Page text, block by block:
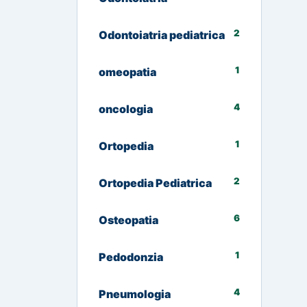
Odontoiatria pediatrica 2
omeopatia 1
oncologia 4
Ortopedia 1
Ortopedia Pediatrica 2
Osteopatia 6
Pedodonzia 1
Pneumologia 4